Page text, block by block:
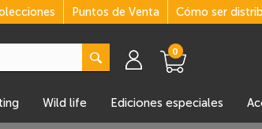
Puntos de Venta Cómo ser
0
wild life ediciones especiales